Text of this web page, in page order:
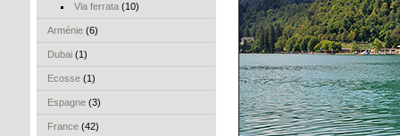
Via ferrata(10)
Arménie (6)
Dubai (1)
Ecosse (1)
Espagne (3)
France (42)